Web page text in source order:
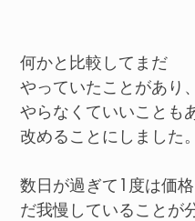
何かと比較してまだ
やっていたことがあり、
やらなくていいことも
改めることにしました。
数日が過ぎて1度は価
だ我慢していることが